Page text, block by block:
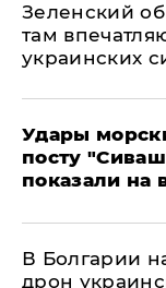
Зеленский
там
украинских
Удары
посту
показали на
В Болгарии
дрон